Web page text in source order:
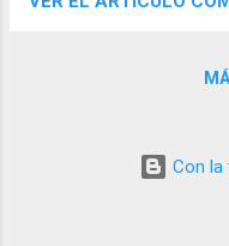
este
una
Con la